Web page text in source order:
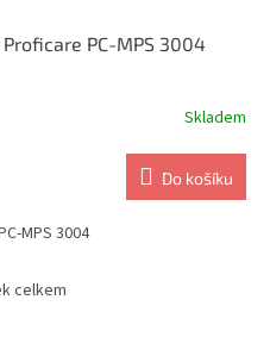
PC-MPS 3004
Skladem
Do košíku
MPS 3004
Ocelkem